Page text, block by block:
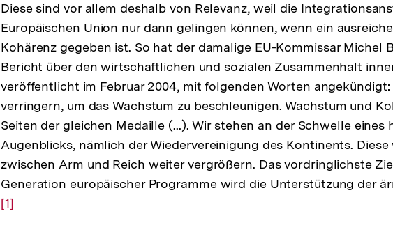
Diese sind vor allem deshalb von Relevanz, weil die
Europäischen Union nur dann gelingen können, wenn ein
Kohärenz gegeben ist. So hat der damalige EU-Kommissar Michel
Bericht über den wirtschaftlichen und sozialen Zusammenhalt
veröffentlicht im Februar 2004, mit folgenden Worten angekündigt:
verringern, um das Wachstum zu beschleunigen. Wachstum und
Seiten der gleichen Medaille (...). Wir stehen an der Schwelle eines
Augenblicks, nämlich der Wiedervereinigung des Kontinents.
zwischen Arm und Reich weiter vergrößern. Das vordringlichste
Generation europäischer Programme wird die Unterstützung der
[1]